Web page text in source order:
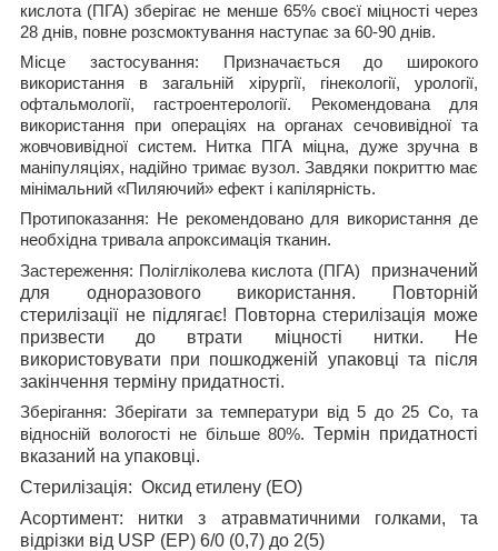
кислота (ПГА) зберігає не менше 65% своєї міцності через
28 днів, повне розсмоктування наступає за 60-90 днів.
Місце застосування:
Призначається до широкого
використання в загальній хірургії, гінекології, урології,
офтальмології, гастроентерології. Рекомендована для
використання при операціях на органах сечовивідної та
жовчовивідної систем. Нитка ПГА міцна, дуже зручна в
маніпуляціях, надійно тримає вузол. Завдяки покриттю має
мінімальний «Пиляючий» ефект і капілярність.
Протипоказання:
Не рекомендовано для використання де
необхідна тривала апроксимація тканин.
Застереження: Полігліколева кислота (ПГА)
призначений
для одноразового використання. Повторній
стерилізації не підлягає! Повторна стерилізація може
призвести до втрати міцності нитки. Не
використовувати при пошкодженій упаковці та після
закінчення терміну придатності.
Зберігання:Зберігати за температури від 5 до 25 Со, та
відносній вологості не більше 80%.Термін придатності
вказаний на упаковці.
Стерилізація: Оксид етилену (ЕО)
Асортимент: нитки з атравматичними голками, та
відрізки від USP (EP) 6/0 (0,7) до 2(5)